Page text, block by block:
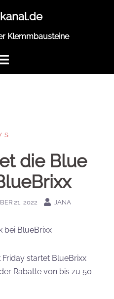
Klemmbausteine
die Blue
21, 2022 JANA
startet BlueBrixx
Rabatte von bis zu 50